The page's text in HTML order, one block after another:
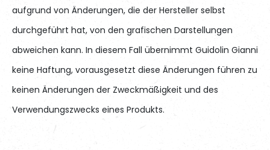
aufgrund von Änderungen, die der Hersteller selbst
durchgeführt hat, von den grafischen Darstellungen
abweichen kann. In diesem Fall übernimmt Guidolin Gianni
keine Haftung, vorausgesetzt diese Änderungen führen zu
keinen Änderungen der Zweckmäßigkeit und des
Verwendungszwecks eines Produkts.